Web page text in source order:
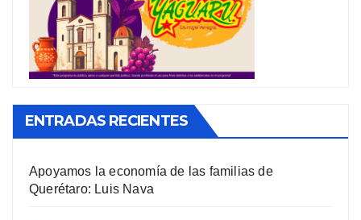
ENTRADAS RECIENTES
Apoyamos la economía de las familias de
Querétaro: Luis Nava